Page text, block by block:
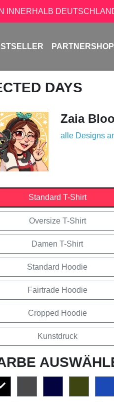
INNERHALB
DAYS
Zaia
alle Designs
Standard T-Shirt
Oversize T-Shirt
Damen T-Shirt
Standard Hoodie
Fairtrade Hoodie
Cropped Hoodie
Kunstdruck